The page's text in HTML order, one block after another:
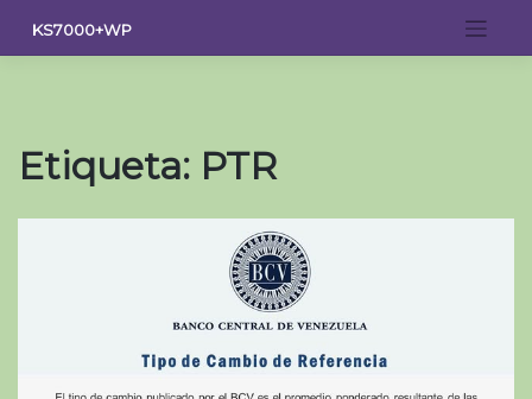
contenido
KS7000+WP
Etiqueta: PTR